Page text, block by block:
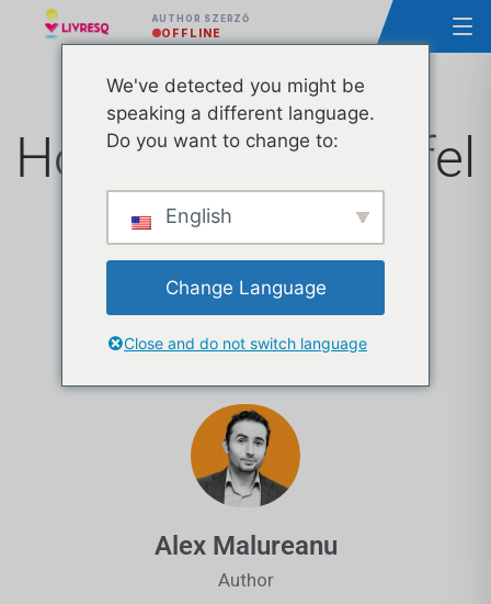
AUTHOR SZERZŐ
OFFLINE
Hogyan töltsünk fel
kurzusokat a
WordPress-be?
Egy rövid bemutató
Alex Malureanu
Author
We've detected you might be
speaking a different language.
Do you want to change to:
English
Change Language
Close and do not switch language